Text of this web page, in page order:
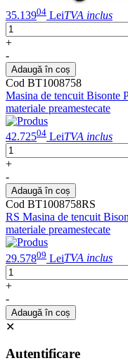
35.13904 LeiTVA inclus
+
-
Adaugă în coș
Cod BT1008758
Masina de tencuit Bisonte
materiale preamestecate
42.72504 LeiTVA inclus
+
-
Adaugă în coș
Cod BT1008758RS
RS Masina de tencuit
materiale preamestecate
29.57809 LeiTVA inclus
+
-
Adaugă în coș
✕
Autentificare